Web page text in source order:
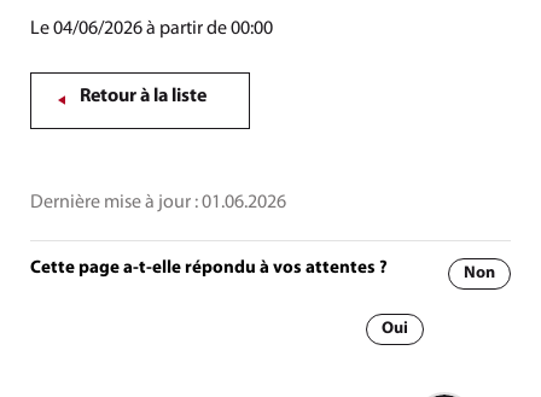
Le 04/06/2026 à partir de 00:00
Retour à la liste
Dernière mise à jour :01.06.2026
Cette page a-t-elle répondu à vos attentes ? Non
Oui